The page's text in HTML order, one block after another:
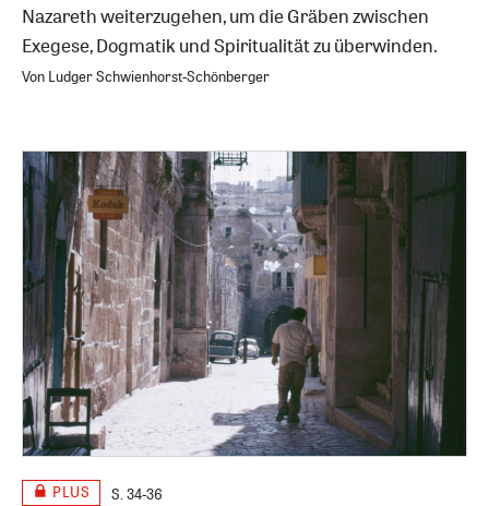
Nazareth weiterzugehen, um die Gräben zwischen
Exegese, Dogmatik und Spiritualität zu überwinden.
Von Ludger Schwienhorst-Schönberger
PLUS S. 34-36